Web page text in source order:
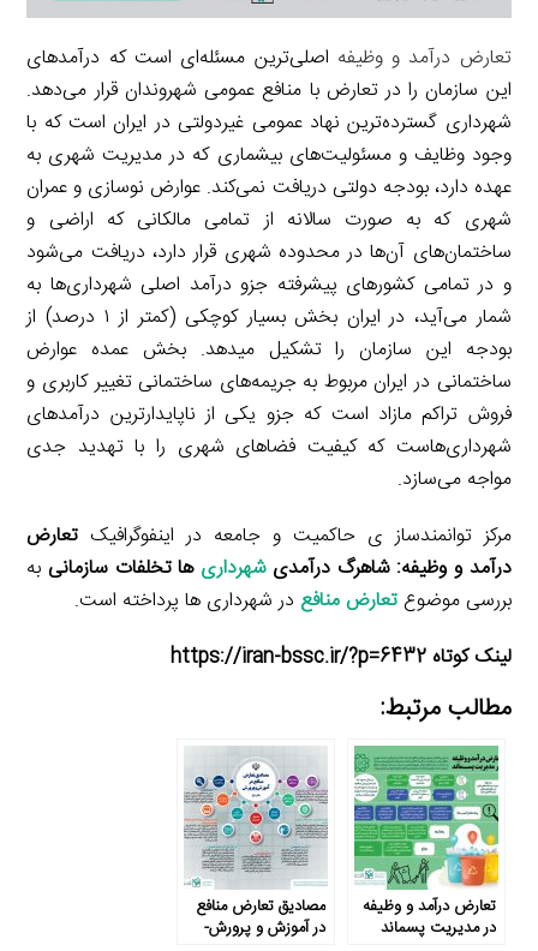
تعارض درآمد و وظیفه اصلی‌ترین مسئله‌ای است که درآمدهای
این سازمان را در تعارض با منافع عمومی شهروندان قرار می‌دهد.
شهرداری گسترده‌ترین نهاد عمومی غیردولتی در ایران است که با
وجود وظایف و مسئولیت‌های بیشماری که در مدیریت شهری به
عهده دارد، بودجه دولتی دریافت نمی‌کند. عوارض نوسازی و عمران
شهری که به صورت سالانه از تمامی مالکانی که اراضی و
ساختمان‌های آن‌ها در محدوده شهری قرار دارد، دریافت می‌شود
و در تمامی کشورهای پیشرفته جزو درآمد اصلی شهرداری‌ها به
شمار می‌آید، در ایران بخش بسیار کوچکی (کمتر از ۱ درصد) از
بودجه این سازمان را تشکیل میدهد. بخش عمده عوارض
ساختمانی در ایران مربوط به جریمه‌های ساختمانی تغییر کاربری و
فروش تراکم مازاد است که جزو یکی از ناپایدارترین درآمدهای
شهرداری‌هاست که کیفیت فضاهای شهری را با تهدید جدی
مواجه می‌سازد.
مرکز توانمندساز ی حاکمیت و جامعه در اینفوگرافیک تعارض
درآمد و وظیفه: شاهرگ درآمدیشهرداری ها تخلفات سازمانی به
بررسی موضوعتعارض منافع در شهرداری ها پرداخته است.
لینک کوتاه https://iran-bssc.ir/?p=6432
مطالب مرتبط:
تعارض درآمد و وظیفه
در مدیریت پسماند
مصادیق تعارض منافع
در آموزش و پرورش-